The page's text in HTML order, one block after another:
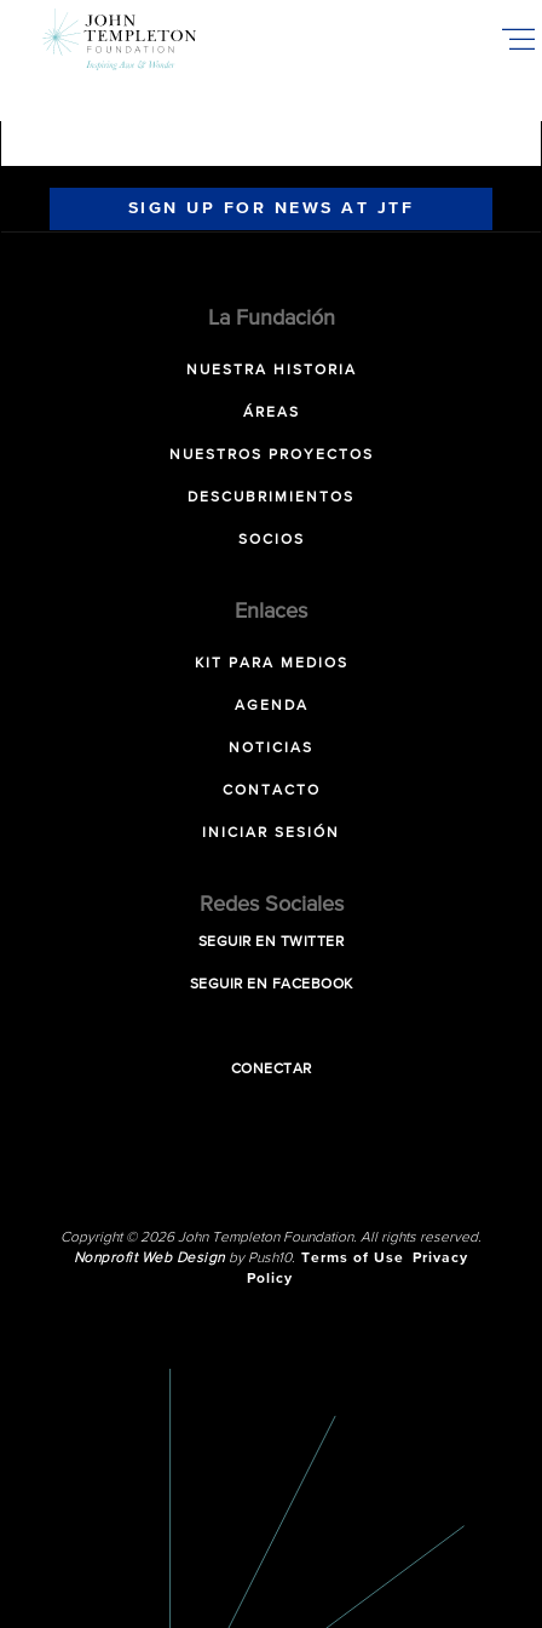
SIGN UP FOR NEWS AT JTF
La Fundación
NUESTRA HISTORIA
ÁREAS
NUESTROS PROYECTOS
DESCUBRIMIENTOS
SOCIOS
Enlaces
KIT PARA MEDIOS
AGENDA
NOTICIAS
CONTACTO
INICIAR SESIÓN
Redes Sociales
SEGUIR EN TWITTER
SEGUIR EN FACEBOOK
CONECTAR
Copyright © 2026 John Templeton Foundation. All rights reserved.
Nonprofit Web Designby Push10. Terms of Use
Privacy
Policy